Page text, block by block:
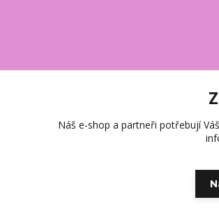
Náš e-shop a partneři potřebují Váš